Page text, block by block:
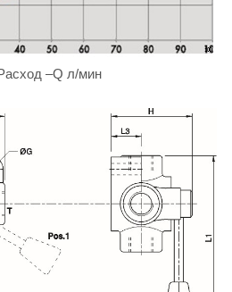
л/мин